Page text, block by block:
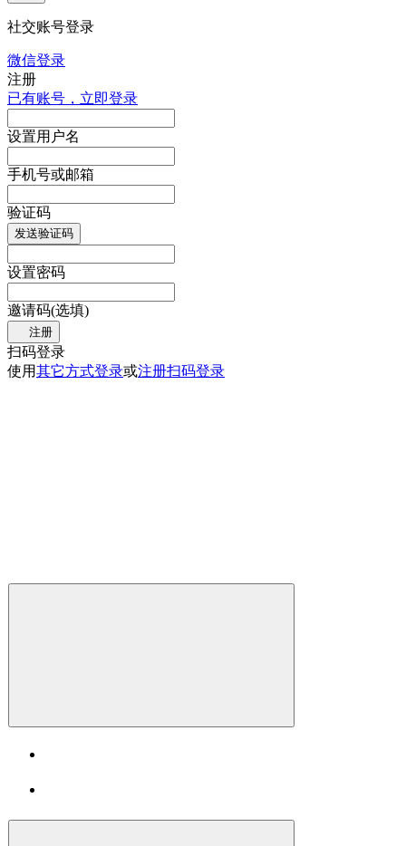
社交账号登录
微信登录
注册
已有账号，立即登录
设置用户名
手机号或邮箱
验证码
发送验证码
设置密码
邀请码(选填)
注册
扫码登录
使用其它方式登录或注册扫码登录